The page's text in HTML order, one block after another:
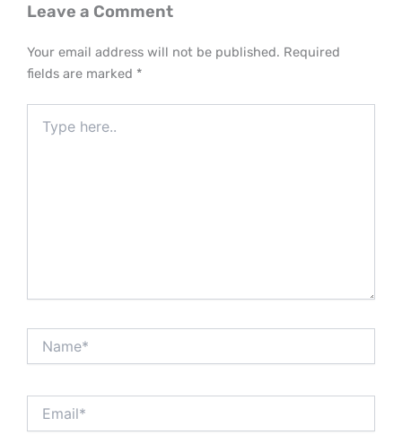
Leave a Comment
Your email address will not be published. Required
fields are marked *
here..